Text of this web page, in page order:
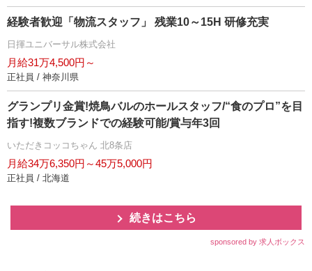
経験者歓迎「物流スタッフ」 残業10～15H 研修充実
日揮ユニバーサル株式会社
月給31万4,500円～
正社員 / 神奈川県
グランプリ金賞!焼鳥バルのホールスタッフ/“食のプロ”を目
指す!複数ブランドでの経験可能/賞与年3回
いただきコッコちゃん 北8条店
月給34万6,350円～45万5,000円
正社員 / 北海道
続きはこちら
sponsored by 求人ボックス